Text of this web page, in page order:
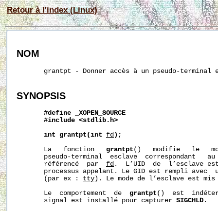
Retour à l'index (Linux)
NOM
grantpt - Donner accès à un pseudo-terminal
SYNOPSIS
#define
_XOPEN_SOURCE
#include <stdlib.h>
int grantpt(int fd );
       La   fonction
grantpt ()   modifie   le
pseudo-terminal  esclave  correspondant
       référencé  par
fd .  L’UID  de  l’esclave
processus appelant. Le GID est rempli avec
       (par ex :
tty ). Le mode de l’esclave est
       Le  comportement  de
grantpt ()  est
       signal est installé pour capturer
SIGCHLD .